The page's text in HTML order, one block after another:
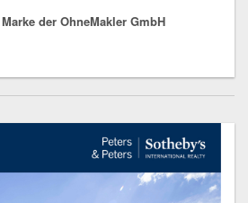
der OhneMakler GmbH